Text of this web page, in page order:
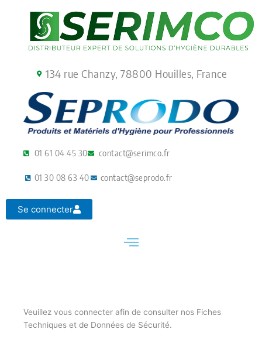
134 rue Chanzy, 78800 Houilles, France
01 61 04 45 30 contact@serimco.fr
01 30 08 63 40 contact@seprodo.fr
Se connecter
Veuillez vous connecter afin de consulter nos Fiches
Techniques et de Données de Sécurité.